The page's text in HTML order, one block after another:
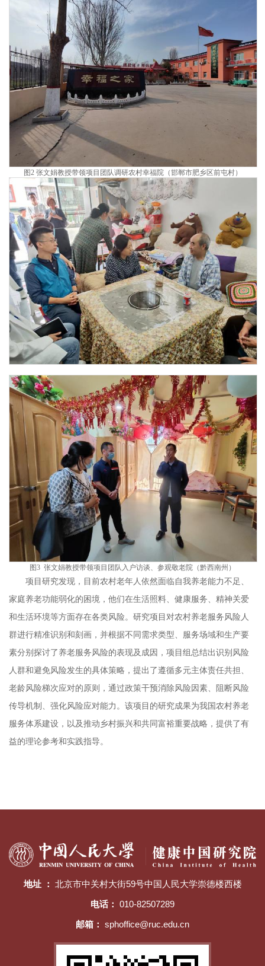
图2 张文娟教授带领项目团队调研农村幸福院（邯郸市肥乡区前屯村）
图3 张文娟教授带领项目团队入户访谈、参观敬老院（黔西南州）
项目研究发现，目前农村老年人依然面临自我养老能力不足、
家庭养老功能弱化的困境，他们在生活照料、健康服务、精神关爱
和生活环境等方面存在各类风险。研究项目对农村养老服务风险人
群进行精准识别和刻画，并根据不同需求类型、服务场域和生产要
素分别探讨了养老服务风险的表现及成因，项目组总结出识别风险
人群和避免风险发生的具体策略，提出了遵循多元主体责任共担、
老龄风险梯次应对的原则，通过政策干预消除风险因素、阻断风险
传导机制、强化风险应对能力。该项目的研究成果为我国农村养老
服务体系建设，以及推动乡村振兴和共同富裕重要战略，提供了有
益的理论参考和实践指导。
地址 ： 北京市中关村大街59号中国人民大学崇德楼西楼
电话： 010-82507289
邮箱： sphoffice@ruc.edu.cn